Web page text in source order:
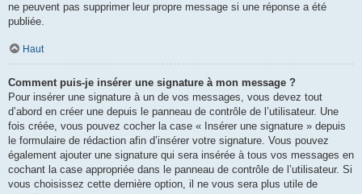
ne peuvent pas supprimer leur propre message si une réponse a été
publiée.
Haut
Comment puis-je insérer une signature à mon message ?
Pour insérer une signature à un de vos messages, vous devez tout
d’abord en créer une depuis le panneau de contrôle de l’utilisateur. Une
fois créée, vous pouvez cocher la case « Insérer une signature » depuis
le formulaire de rédaction afin d’insérer votre signature. Vous pouvez
également ajouter une signature qui sera insérée à tous vos messages en
cochant la case appropriée dans le panneau de contrôle de l’utilisateur. Si
vous choisissez cette dernière option, il ne vous sera plus utile de